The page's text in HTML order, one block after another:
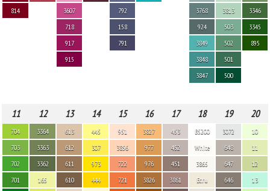
814
3607
718
917
915
792
158
791
3768
924
3849
3848
3847
3813
503
502
501
500
3346
3345
895
11 12 13 14 15 16 17 18 19 20
704
703
702
701
3364
3363
3362
165
613
612
611
610
445
307
973
444
951
3856
722
721
3827
977
976
3826
453
452
451
3861
B5200
White
3865
Ecru
3072
648
647
646
10
11
12
13